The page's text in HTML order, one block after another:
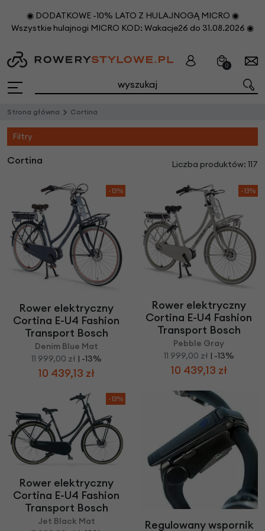
◉ DODATKOWE -10% LATO Z HULAJNOGĄ MICRO ◉
Wszystkie hulajnogi MICRO KOD: Wakacje26 do 31.08.2026 ◉
0
Strona główna Cortina
Filtry
Cortina Liczba produktów: 117
-13%
Rower elektryczny
Cortina E-U4 Fashion
Transport Bosch
Denim Blue Mat
11 999,00 zł | -13%
10 439,13 zł
-13%
Rower elektryczny
Cortina E-U4 Fashion
Transport Bosch
Pebble Gray
11 999,00 zł | -13%
10 439,13 zł
-13%
Rower elektryczny
Cortina E-U4 Fashion
Transport Bosch
Jet Black Mat
Regulowany wspornik